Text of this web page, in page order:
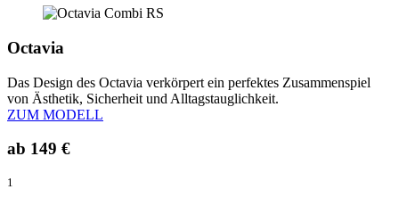
Octavia
Das Design des Octavia verkörpert ein perfektes Zusammenspiel
von Ästhetik, Sicherheit und Alltagstauglichkeit.
ZUM MODELL
ab 149 €
1